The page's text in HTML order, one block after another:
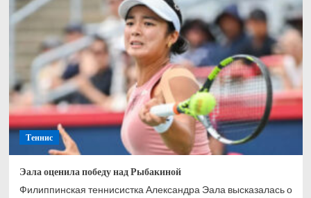
выиграл
10-
й
матч
подряд
и
вышел
в
полуфинал
турнира
в
Галле
Теннис
Эала оценила победу над Рыбакиной
Филиппинская теннисистка Александра Эала высказалась о